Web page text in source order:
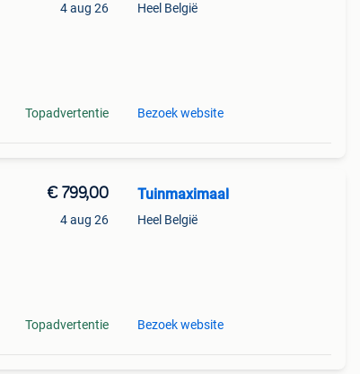
4 aug 26
Topadvertentie
Heel België
Bezoek website
€ 799,00
4 aug 26
Topadvertentie
Tuinmaximaal
Heel België
Bezoek website